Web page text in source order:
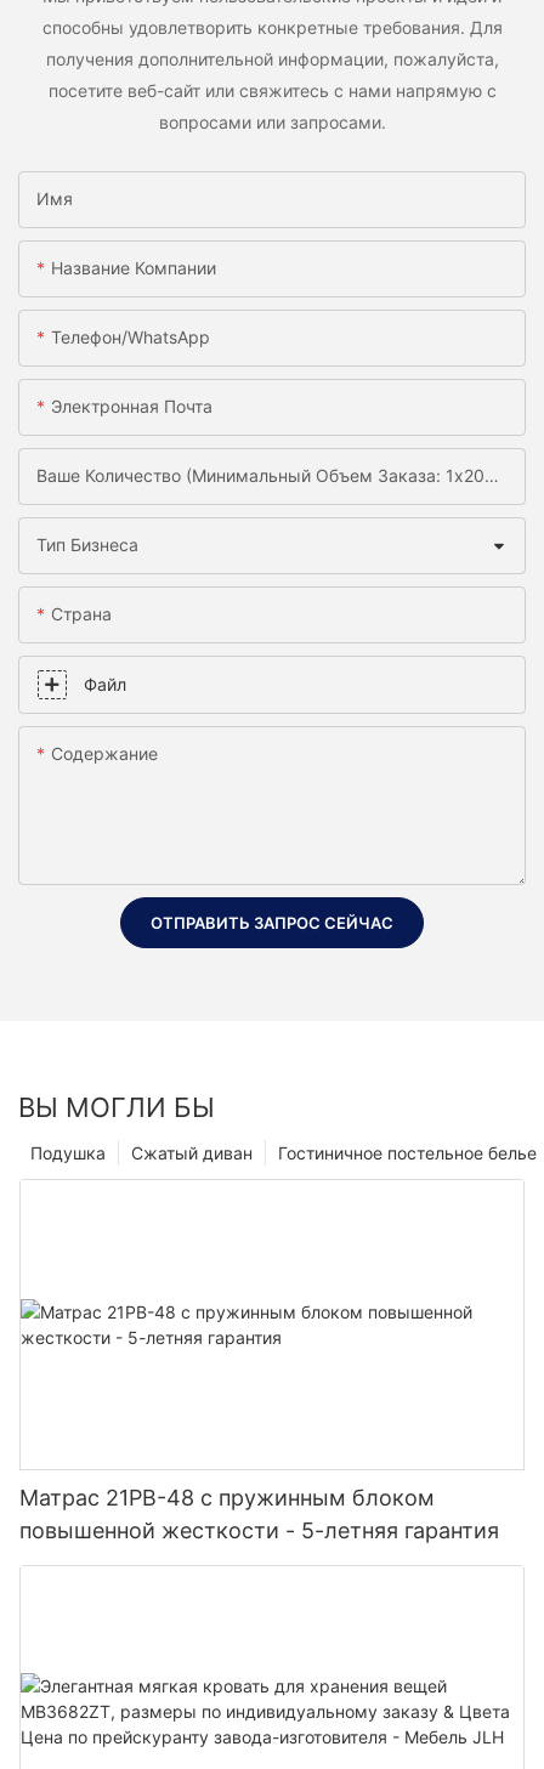
способны удовлетворить конкретные требования. Для
получения дополнительной информации, пожалуйста,
посетите веб-сайт или свяжитесь с нами напрямую с
вопросами или запросами.
Имя
Название Компании
Телефон/WhatsApp
Электронная Почта
Ваше Количество (минимальный Объем Заказа: 1x20gp)
Тип Бизнеса
Страна
Файл
Содержание
ОТПРАВИТЬ ЗАПРОС СЕЙЧАС
ВЫ МОГЛИ БЫ
Гостиничное постельное белье
Сжатый диван
Подушка
Матрас 21PB-48 с пружинным блоком
повышенной жесткости - 5-летняя гарантия